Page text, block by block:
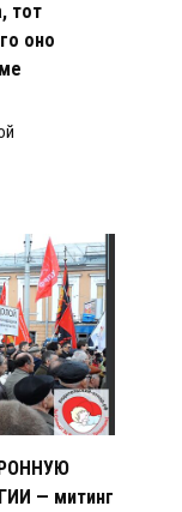
тот
оно
— митинг